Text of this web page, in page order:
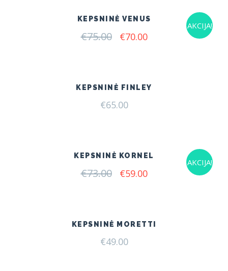
AKCIJA!
KEPSNINĖ VENUS
€75.00 Original
€70.00Current
KEPSNINĖ FINLEY
€65.00
AKCIJA!
KEPSNINĖ KORNEL
€73.00 Original
€59.00Current
KEPSNINĖ MORETTI
€49.00